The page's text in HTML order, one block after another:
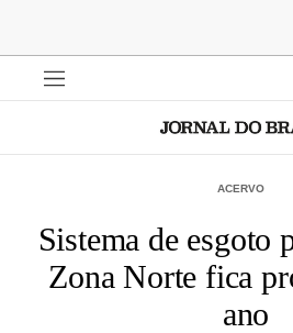
ACERVO
Sistema de esgoto
Zona Norte fica
ano